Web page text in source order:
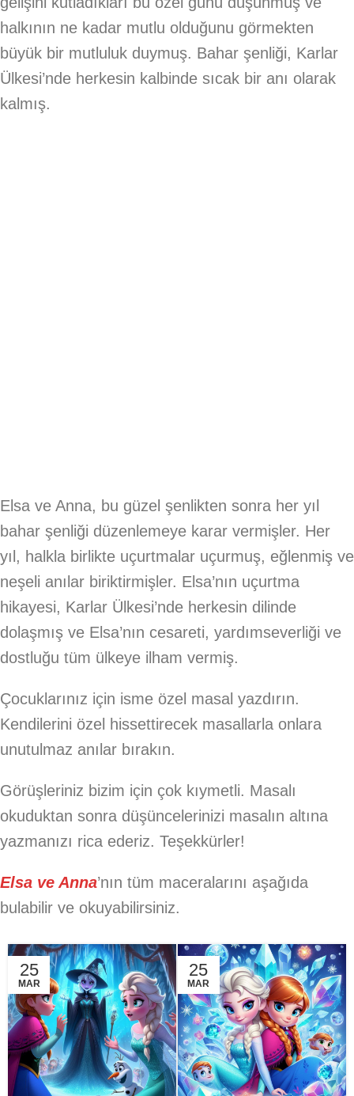
halkının ne kadar mutlu olduğunu görmekten
büyük bir mutluluk duymuş. Bahar şenliği, Karlar
Ülkesi’nde herkesin kalbinde sıcak bir anı olarak
kalmış.
Elsa ve Anna, bu güzel şenlikten sonra her yıl
bahar şenliği düzenlemeye karar vermişler. Her
yıl, halkla birlikte uçurtmalar uçurmuş, eğlenmiş ve
neşeli anılar biriktirmişler. Elsa’nın uçurtma
hikayesi, Karlar Ülkesi’nde herkesin dilinde
dolaşmış ve Elsa’nın cesareti, yardımseverliği ve
dostluğu tüm ülkeye ilham vermiş.
Çocuklarınız için isme özel masal yazdırın.
Kendilerini özel hissettirecek masallarla onlara
unutulmaz anılar bırakın.
Görüşleriniz bizim için çok kıymetli. Masalı
okuduktan sonra düşüncelerinizi masalın altına
yazmanızı rica ederiz. Teşekkürler!
Elsa ve Anna’nın tüm maceralarını aşağıda
bulabilir ve okuyabilirsiniz.
25
MAR
25
MAR